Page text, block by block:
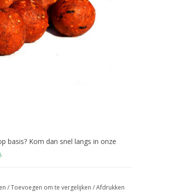
basis? Kom dan snel langs in onze
.
/Toevoegen om te vergelijken /Afdrukken